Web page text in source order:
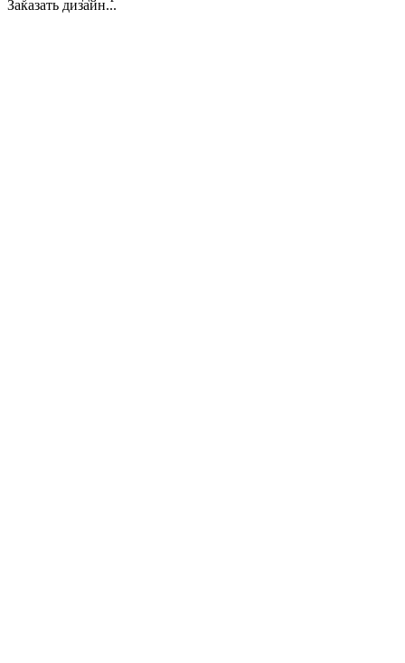
Заказать дизайн...